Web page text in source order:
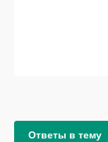
Ответы в тему